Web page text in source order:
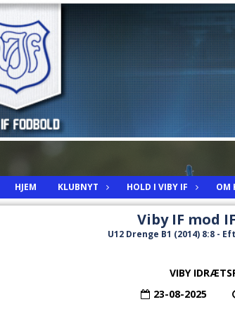
HJEM KLUBNYT HOLD I VIBY IF OM
Viby IF mod
U12 Drenge B1 (2014) 8:8 -
VIBY
23-08-2025